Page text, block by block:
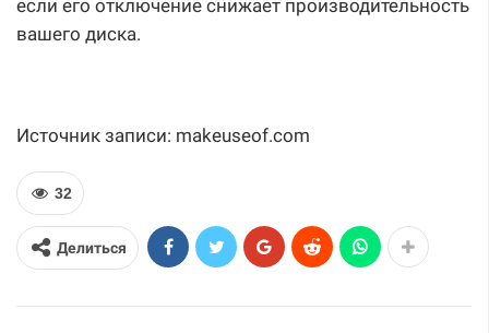
если его отключение снижает производительность
вашего диска.
Источник записи: makeuseof.com
32
Делиться